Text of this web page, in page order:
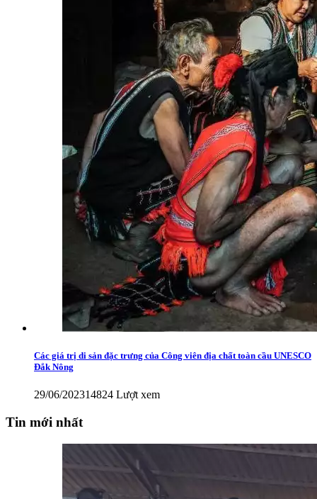
Các giá trị di sản đặc trưng của Công viên địa chất toàn cầu UNESCO
Đắk Nông
29/06/202314824 Lượt xem
Tin mới nhất